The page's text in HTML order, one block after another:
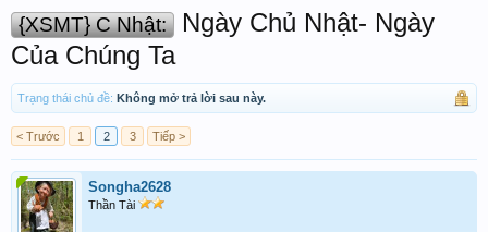
{XSMT} C Nhật:
Ngày Chủ Nhật- Ngày
Của Chúng Ta
Trạng thái chủ đề: Không mở trả lời sau này.
< Trước 1 2 3 Tiếp >
Songha2628
Thần Tài